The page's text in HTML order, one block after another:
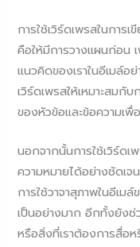
การใช้เวิร์ดเพรสในกา
คือให้มีการวางแผนก่อน เ
แนวคิดของเราในอีเมล์อ
เวิร์ดเพรสให้เหมาะสมกั
ของหัวข้อและข้อความเพื่
นอกจากนั้นการใช้เวิร์ดเ
ความหมายได้อย่างชัดเจ
การใช้วาจาสุภาพในอีเมล์
เป็นอย่างมาก อีกทั้งยังช่
หรือสิ่งที่เราต้องการสื่อ